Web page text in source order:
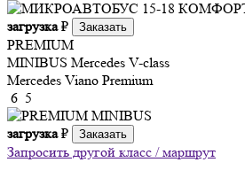
загрузка₽ Заказать
PREMIUM
MINIBUS Mercedes V-class
Mercedes Viano Premium
6 5
загрузка₽ Заказать
Запросить другой класс / маршрут